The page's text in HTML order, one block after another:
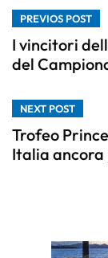
PREVIOS POST
I vincitori
del
NEXT POST
Trofeo
Italia